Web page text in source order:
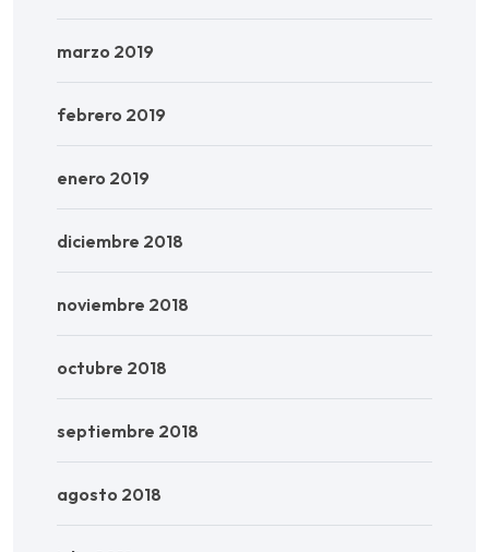
marzo 2019
febrero 2019
enero 2019
diciembre 2018
noviembre 2018
octubre 2018
septiembre 2018
agosto 2018